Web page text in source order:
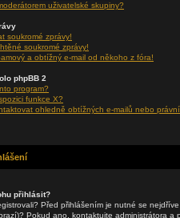
uživatelské skupiny?
soukromé zprávy!
soukromé zprávy!
a obtížný e-mail od někoho z fóra!
phpBB 2
program?
funkce X?
ohledně obtížných e-mailů nebo
přihlásit?
Před přihlášením je nutné se
Pokud ano, kontaktujte administrátora